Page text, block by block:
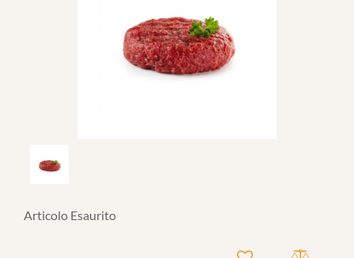
Articolo Esaurito